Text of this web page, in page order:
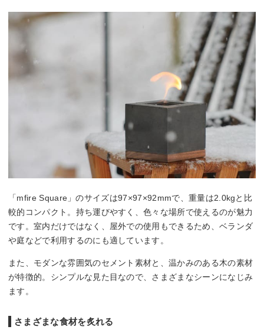
「mfire Square」のサイズは97×97×92mmで、重量は2.0kgと比
較的コンパクト。持ち運びやすく、色々な場所で使えるのが魅力
です。室内だけではなく、屋外での使用もできるため、ベランダ
や庭などで利用するのにも適しています。
また、モダンな雰囲気のセメント素材と、温かみのある木の素材
が特徴的。シンプルな見た目なので、さまざまなシーンになじみ
ます。
さまざまな食材を炙れる